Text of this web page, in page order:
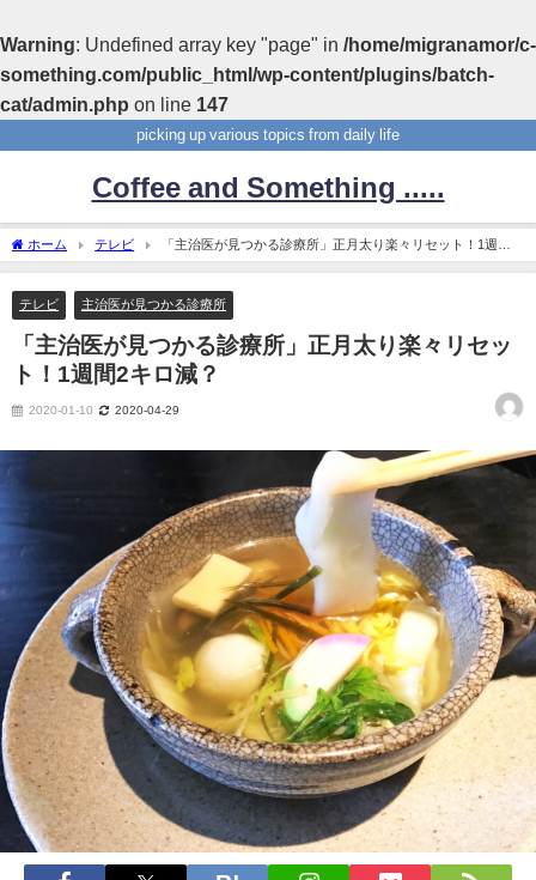
Warning: Undefined array key "page" in /home/migranamor/c-
something.com/public_html/wp-content/plugins/batch-
cat/admin.php on line 147
picking up various topics from daily life
Coffee and Something .....
ホーム テレビ
「主治医が見つかる診療所」正月太り楽々リセット！1週間2
キロ減？
テレビ 主治医が見つかる診療所
「主治医が見つかる診療所」正月太り楽々リセッ
ト！1週間2キロ減？
2020-01-10 2020-04-29